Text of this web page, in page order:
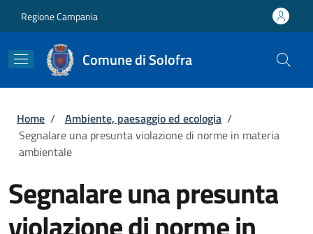
Regione Campania
Comune di Solofra
Briciole di pane
Home / Ambiente, paesaggio ed ecologia /
Segnalare una presunta violazione di norme in materia
ambientale
Segnalare una presunta